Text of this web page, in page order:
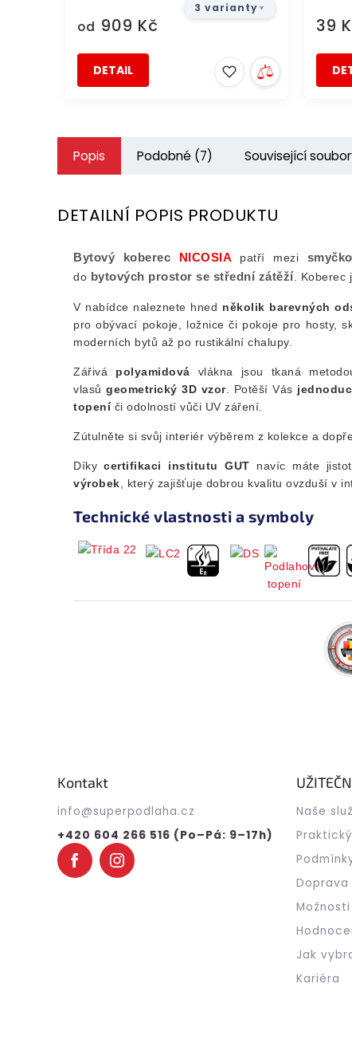
od 909 Kč
DETAIL
3 varianty
39
Popis Podobné (7) Související
DETAILNÍ POPIS PRODUKTU
Bytový koberec NICOSIA patří mezi
do bytových prostor se střední zátěží. Koberec
V nabídce naleznete hned několik barevných
pro obývací pokoje, ložnice či pokoje pro hosty,
moderních bytů až po rustikální chalupy.
Zářivá polyamidová vlákna jsou tkaná
vlasů geometrický 3D vzor. Potěší Vás
topení či odolností vůči UV záření.
Zútulněte si svůj interiér výběrem z kolekce a
Díkycertifikaci institutu GUT navíc máte
výrobek , který zajišťuje dobrou kvalitu ovzduší v
Technické vlastnosti a symboly
Kontakt
info@superpodlaha.cz
+420 604 266 516 (Po–Pá: 9–17h)
Naše
Doprava
Jak
Kariéra